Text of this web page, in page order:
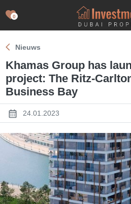
0
Nieuws
Khamas Group has
project: The Ritz-
Business Bay
24.01.2023